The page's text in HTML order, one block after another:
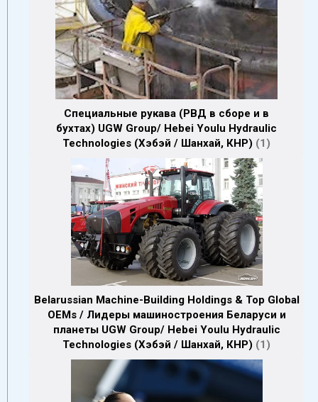
Cпециальные рукава (РВД в сборе и в
бухтах) UGW Group/ Hebei Youlu Hydraulic
Technologies (Хэбэй / Шанхай, КНР)
1
Belarussian Machine-Building Holdings & Top Global
OEMs / Лидеры машиностроения Беларуси и
планеты UGW Group/ Hebei Youlu Hydraulic
Technologies (Хэбэй / Шанхай, КНР)
1